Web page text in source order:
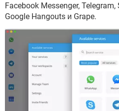
YANDEX
Facebook Messenger, Telegram,
Google Hangouts и Grape.